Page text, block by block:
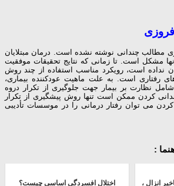
مطالب چندانی نوشته نشده است. درمان مبتلایان
مشکل است. تا زمانی که نتایج تحقیقات موفقیت
نداده است، رویکرد مناسب استفاده از چند روش
رفتاری است. به علت ماهیت عودکننده بیماری،
نظارت بر بیمار جهت جلوگیری از تکرار دروه
کردن ممکن است تنها روش پیشگیری از تکرار
می توان رفتار درمانی را در موسسات تأدیبی
:
انزال ،
اختلال افسردگی اساسی چیست؟